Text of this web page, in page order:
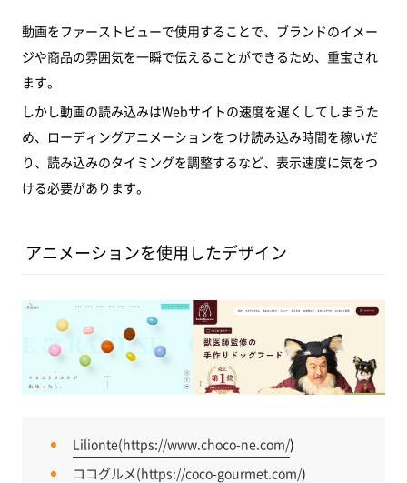
動画をファーストビューで使用することで、ブランドのイメー
ジや商品の雰囲気を一瞬で伝えることができるため、重宝され
ます。
しかし動画の読み込みはWebサイトの速度を遅くしてしまうた
め、ローディングアニメーションをつけ読み込み時間を稼いだ
り、読み込みのタイミングを調整するなど、表示速度に気をつ
ける必要があります。
アニメーションを使用したデザイン
Lilionte(https://www.choco-ne.com/)
ココグルメ(https://coco-gourmet.com/)